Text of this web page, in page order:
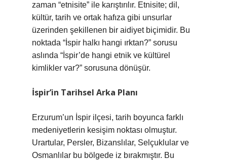
zaman “etnisite” ile karıştırılır. Etnisite; dil,
kültür, tarih ve ortak hafıza gibi unsurlar
üzerinden şekillenen bir aidiyet biçimidir. Bu
noktada “İspir halkı hangi ırktan?” sorusu
aslında “İspir’de hangi etnik ve kültürel
kimlikler var?” sorusuna dönüşür.
İspir’in Tarihsel Arka Planı
Erzurum’un İspir ilçesi, tarih boyunca farklı
medeniyetlerin kesişim noktası olmuştur.
Urartular, Persler, Bizanslılar, Selçuklular ve
Osmanlılar bu bölgede iz bırakmıştır. Bu